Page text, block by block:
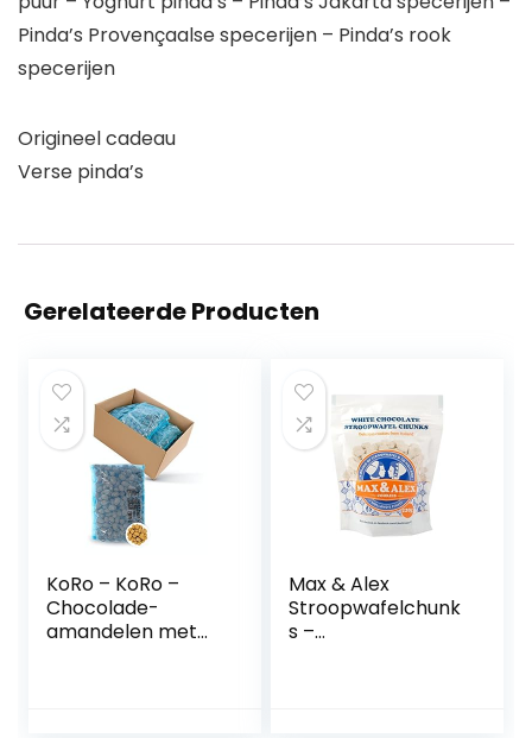
Pinda’s Provençaalse specerijen – Pinda’s rook
specerijen
Origineel cadeau
Verse pinda’s
Gerelateerde Producten
KoRo – KoRo –
Chocolade-
amandelen met
Max & Alex
Stroopwafelchunk
s –